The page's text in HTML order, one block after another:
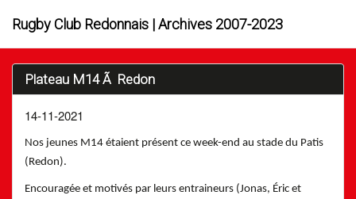
Rugby Club Redonnais | Archives 2007-2023
Plateau M14 Ã Redon
14-11-2021
Nos jeunes M14 étaient présent ce week-end au stade du Patis
(Redon).
Encouragée et motivés par leurs entraineurs (Jonas, Éric et